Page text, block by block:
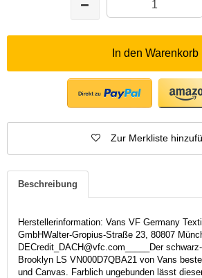
In den Warenkorb
Zur Merkliste
Beschreibung
Herstellerinformation: Vans VF Germany
GmbHWalter-Gropius-Straße 23, 80807
DECredit_DACH@vfc.com_____Der
Brooklyn LS VN000D7QBA21 von Vans
und Canvas. Farblich ungebunden lässt